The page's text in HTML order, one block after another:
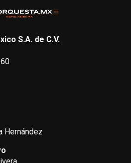
S.A. de C.V.
Hernández